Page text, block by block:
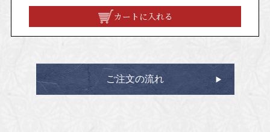
カートに入れる
ご注文の流れ